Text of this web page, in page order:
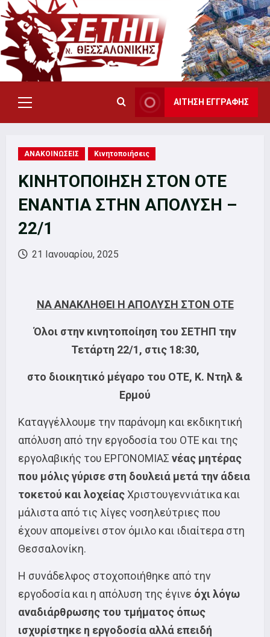
Skip
to
content
Primary
Menu
ΑΙΤΗΣΗ ΕΓΓΡΑΦΗΣ
ΑΝΑΚΟΙΝΩΣΕΙΣ Κινητοποιήσεις
ΚΙΝΗΤΟΠΟΙΗΣΗ ΣΤΟΝ ΟΤΕ
ΕΝΑΝΤΙΑ ΣΤΗΝ ΑΠΟΛΥΣΗ –
22/1
21 Ιανουαρίου, 2025
ΝΑ ΑΝΑΚΛΗΘΕΙ Η ΑΠΟΛΥΣΗ ΣΤΟΝ ΟΤΕ
Όλοι στην κινητοποίηση του ΣΕΤΗΠ την
Τετάρτη 22/1, στις 18:30,
στο διοικητικό μέγαρο του ΟΤΕ, Κ. Ντηλ &
Ερμού
Καταγγέλλουμε την παράνομη και εκδικητική
απόλυση από την εργοδοσία του ΟΤΕ και της
εργολαβικής του ΕΡΓΟΝΟΜΙΑΣ νέας μητέρας
που μόλις γύρισε στη δουλειά μετά την άδεια
τοκετού και λοχείας Χριστουγεννιάτικα και
μάλιστα από τις λίγες νοσηλεύτριες που
έχουν απομείνει στον όμιλο και ιδιαίτερα στη
Θεσσαλονίκη.
H συνάδελφος στοχοποιήθηκε από την
εργοδοσία και η απόλυση της έγινε όχι λόγω
αναδιάρθρωσης του τμήματος όπως
ισχυρίστηκε η εργοδοσία αλλά επειδή